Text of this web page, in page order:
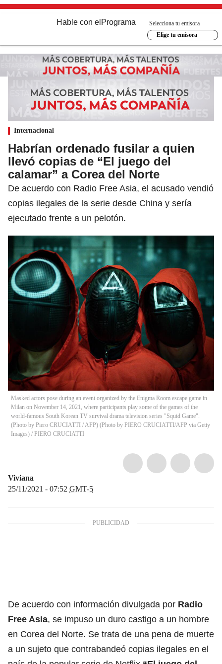
Hable con el Programa
Selecciona tu emisora
Elige tu emisora
Internacional
Habrían ordenado fusilar a quien
llevó copias de “El juego del
calamar” a Corea del Norte
De acuerdo con Radio Free Asia, el acusado vendió
copias ilegales de la serie desde China y sería
ejecutado frente a un pelotón.
Masked actors pose during an event organized by the Enigma Room escape game in
Milan on November 14, 2021, where participants play some of the games of the
world-famous South Korean TV survival drama television series "Squid Game".
(Photo by Piero CRUCIATTI / AFP) (Photo by PIERO CRUCIATTI/AFP via Getty
Images) / PIERO CRUCIATTI
Viviana
25/11/2021 - 07:52 GMT-5
De acuerdo con información divulgada por Radio
Free Asia, se impuso un duro castigo a un hombre
en Corea del Norte. Se trata de una pena de muerte
a un sujeto que contrabandeó copias ilegales en el